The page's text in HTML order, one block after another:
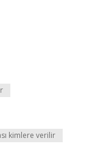
kimlere verilir